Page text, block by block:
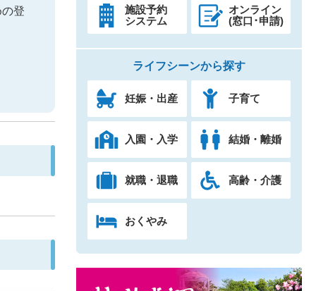
登
施設予約
システム
オンライン
(窓口･申請)
ライフシーンから探す
妊娠・出産 子育て
入園・入学 結婚・離婚
就職・退職 高齢・介護
おくやみ